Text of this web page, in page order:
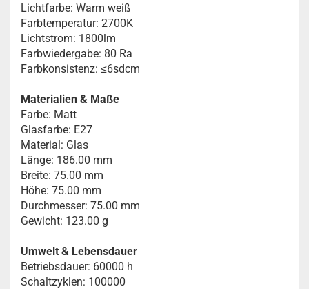
Lichtfarbe: Warm weiß
Farbtemperatur: 2700K
Lichtstrom: 1800lm
Farbwiedergabe: 80 Ra
Farbkonsistenz: ≤6sdcm
Materialien & Maße
Farbe: Matt
Glasfarbe: E27
Material: Glas
Länge: 186.00 mm
Breite: 75.00 mm
Höhe: 75.00 mm
Durchmesser: 75.00 mm
Gewicht: 123.00 g
Umwelt & Lebensdauer
Betriebsdauer: 60000 h
Schaltzyklen: 100000